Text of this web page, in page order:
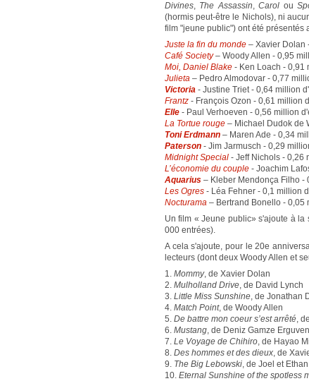
Divines, The Assassin,Carol ou
(hormis peut-être le Nichols), ni
film "jeune public") ont été présentés
Juste la fin du monde – Xavier Dolan
Café Society– Woody Allen - 0,95
Moi, Daniel Blake - Ken Loach - 0,91
Julieta – Pedro Almodovar - 0,77
Victoria - Justine Triet - 0,64 million
Frantz - François Ozon - 0,61 million
Elle - Paul Verhoeven - 0,56 million
La Tortue rouge – Michael Dudok de
Toni Erdmann – Maren Ade - 0,34
Paterson - Jim Jarmusch - 0,29
Midnight Special - Jeff Nichols - 0,26
L’économie du couple - Joachim
Aquarius – Kleber Mendonça Filho -
Les Ogres - Léa Fehner - 0,1 million
Nocturama – Bertrand Bonello - 0,05
Un film « Jeune public» s'ajoute à la
000 entrées).
A cela s'ajoute, pour le 20e
lecteurs (dont deux Woody Allen et
1. Mommy, de Xavier Dolan
2. Mulholland Drive, de David Lynch
3. Little Miss Sunshine, de Jonathan
4. Match Point, de Woody Allen
5. De battre mon coeur s’est arrêté,
6. Mustang, de Deniz Gamze Erguven
7. Le Voyage de Chihiro, de Hayao
8. Des hommes et des dieux, de
9. The Big Lebowski, de Joel et
10. Eternal Sunshine of the spotless